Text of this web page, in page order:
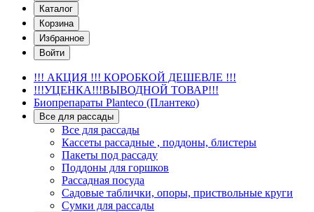
Каталог
Корзина
Избранное
Войти
!!! АКЦИЯ !!! КОРОБКОЙ ДЕШЕВЛЕ !!!
!!!УЦЕНКА!!!ВЫВОДНОЙ ТОВАР!!!
Биопрепараты Planteco (Плантеко)
Все для рассады
Все для рассады
Кассеты рассадные , поддоны, блистеры
Пакеты под рассаду
Поддоны для горшков
Рассадная посуда
Садовые таблички, опоры, приствольные круги
Сумки для рассады